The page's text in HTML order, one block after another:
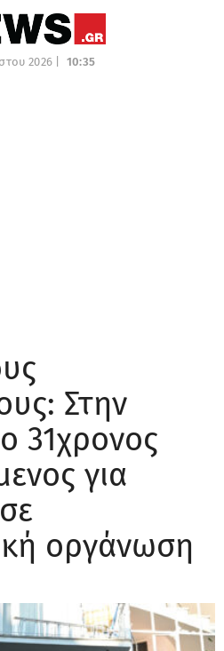
2026 | 10:35
Στην
31χρονος
για
οργάνωση